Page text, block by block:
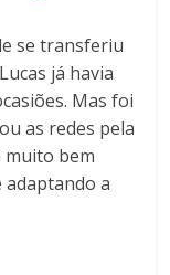
se transferiu
já havia
Mas foi
as redes pela
muito bem
adaptando a